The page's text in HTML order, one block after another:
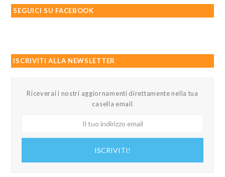
SEGUICI SU FACEBOOK
ISCRIVITI ALLA NEWSLETTER
Riceverai i nostri aggiornamenti direttamente nella tua
casella email
ISCRIVITI!